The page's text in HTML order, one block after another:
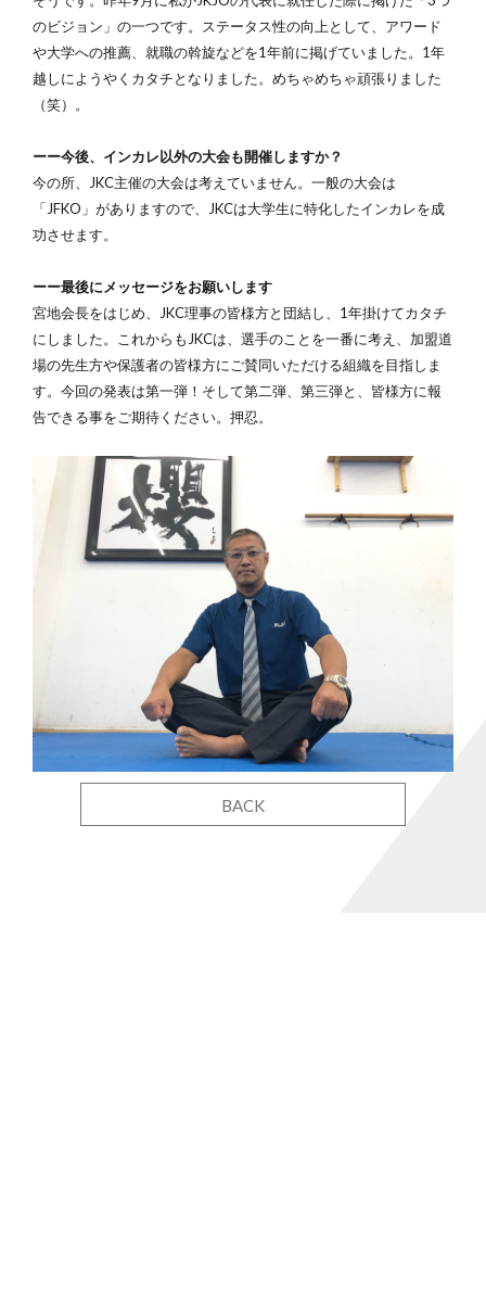
のビジョン」の一つです。ステータス性の向上として、アワード
や大学への推薦、就職の斡旋などを1年前に掲げていました。1年
越しにようやくカタチとなりました。めちゃめちゃ頑張りました
（笑）。
ーー今後、インカレ以外の大会も開催しますか？
今の所、JKC主催の大会は考えていません。一般の大会は
「JFKO」がありますので、JKCは大学生に特化したインカレを成
功させます。
ーー最後にメッセージをお願いします
宮地会長をはじめ、JKC理事の皆様方と団結し、1年掛けてカタチ
にしました。これからもJKCは、選手のことを一番に考え、加盟道
場の先生方や保護者の皆様方にご賛同いただける組織を目指しま
す。今回の発表は第一弾！そして第二弾、第三弾と、皆様方に報
告できる事をご期待ください。押忍。
BACK